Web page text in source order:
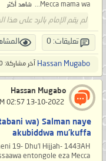
Mecca mama wa...
شاهد أكثر
لم يقم الإمام بالرد على هذا
تعليقات: 0
Hassan Mugabo آخر مشاركة: 30-10-2022,
Hassan Mugabo
wa) Salman naye
akubiddwa mu'kuffa
19- Dhu’l Hijjah- 1443AH
entongole eza Mecca